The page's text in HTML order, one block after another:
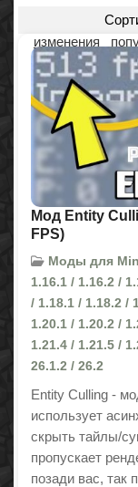
изменения
Мод Entity
FPS)
Моды для
1.16.1 / 1.16.2 /
/ 1.18.1 / 1.18.2 /
1.20.1 / 1.20.2 /
1.21.4 / 1.21.5 /
26.1.2 / 26.2
Entity Culling -
использует
скрыть тайлы/
пропускает
позади вас, так